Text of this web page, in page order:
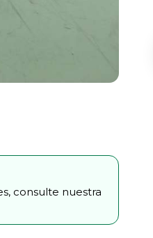
consulte nuestra